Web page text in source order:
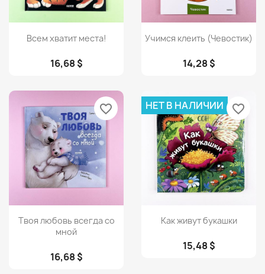
Просмотр
Всем хватит места!
16,68 $
Просмотр
Учимся клеить (Чевостик)
14,28 $
Просмотр
Твоя любовь всегда со
мной
16,68 $
favorite_border
Просмотр
Как живут букашки
15,48 $
НЕТ В НАЛИЧИИ favorite_border